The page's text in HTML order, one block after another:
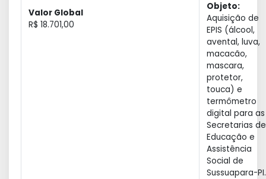
Valor Global
R$ 18.701,00
Objeto:
Aquisição de
EPIS (álcool,
avental, luva,
macacão,
mascara,
protetor,
touca) e
termômetro
digital para as
Secretarias de
Educação e
Assistência
Social de
Sussuapara-PI.